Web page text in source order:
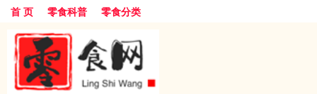
首 页 零食科普 零食分类